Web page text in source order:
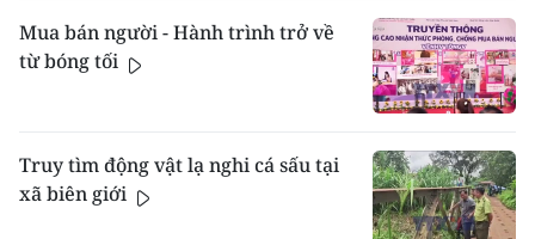
Mua bán người - Hành trình trở về
từ bóng tối
Truy tìm động vật lạ nghi cá sấu tại
xã biên giới